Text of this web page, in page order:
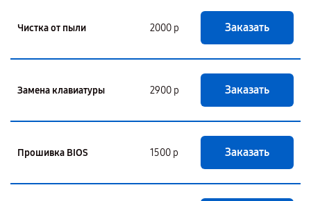
Чистка от пыли 2000 р Заказать
Замена клавиатуры 2900 р Заказать
Прошивка BIOS 1500 р Заказать